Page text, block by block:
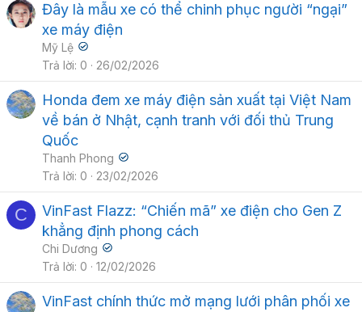
Đây là mẫu xe có thể chinh phục người “ngại”
xe máy điện
Mỹ Lệ
Trả lời 0 26/02/2026
Honda đem xe máy điện sản xuất tại Việt Nam
về bán ở Nhật, cạnh tranh với đối thủ Trung
Quốc
Thanh Phong
Trả lời 0 23/02/2026
C
VinFast Flazz: “Chiến mã” xe điện cho Gen Z
khẳng định phong cách
Chi Dương
Trả lời 0 12/02/2026
VinFast chính thức mở mạng lưới phân phối xe